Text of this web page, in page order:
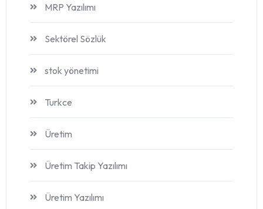
MRP Yazılımı
Sektörel Sözlük
stok yönetimi
Turkce
Üretim
Üretim Takip Yazılımı
Üretim Yazılımı